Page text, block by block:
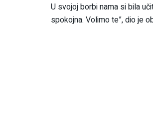
U svojoj borbi nama si bila
spokojna. Volimo te”, dio je